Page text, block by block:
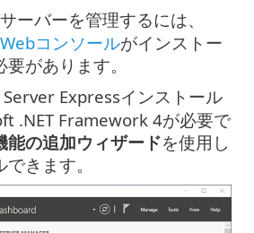
サーバーを管理するには、
コンソールがインストー
があります。
Expressインストール
.NET Framework 4が必要で
能の追加ウィザードを使用し
きます。